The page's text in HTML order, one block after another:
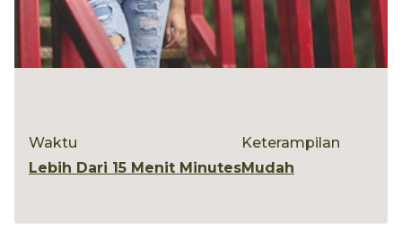
Waktu
Lebih Dari 15 Menit Minutes
Keterampilan
Mudah